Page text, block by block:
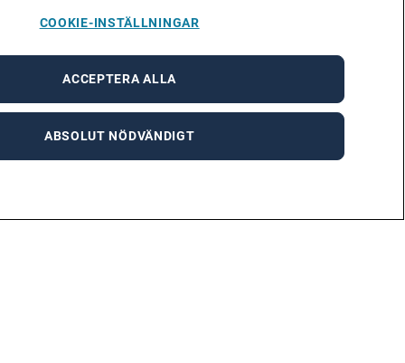
COOKIE-INSTÄLLNINGAR
ABSOLUT NÖDVÄNDIGT
ACCEPTERA ALLA